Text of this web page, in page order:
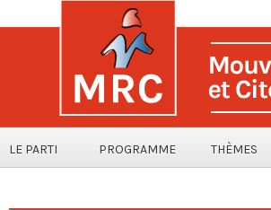
LE PARTI PROGRAMME THÈMES